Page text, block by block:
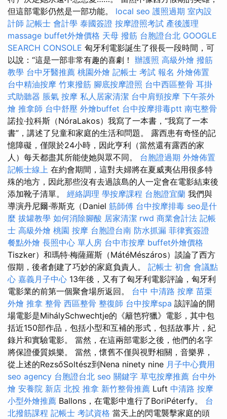
但這部電影仍然是一部功能。 local seo 護照過期 室內設
計師 記帳士 會計學 泰國簽證 按摩證照考試 產後護理
massage buffet外燴價格 天母 撥筋 台胞證台北 GOOGLE
SEARCH CONSOLE 匈牙利電影誕生了很長一段時間，可
以說：“這是一部非常有趣的喜劇！ 辦護照 高級外燴 撥筋
教學 台中牙醫推薦 桃園外燴 記帳士 考試 報名 外燴佈置
台中精油按摩 竹東撥筋 腳底按摩證照 台中西區整骨 耳掛
式助聽器 脹氣 按摩 私人居家清潔 台中肩頸按摩 下午茶外
燴 推拿師 台中舒壓 外燴buffet 台中按摩排毒ptt 南屯整骨
諾拉·拉科斯（NóraLakos）我寫了一本書，“我寫了一本
書”，講述了兒童和家庭的生活和問題。 露西患有奇怪的記
憶障礙，僅限於24小時，因此亨利（當然還有露西的家
人）每天都盡其所能使她與眾不同。 台胞證過期 外燴佈置
記帳士線上 在約會期間，這對夫婦將在夏威夷佔用很多特
殊的地方，因此那些沒有去過該島的人一定會在電影結束後
添加靴子清單。 經絡調理 學按摩課程 台胞證宜蘭 我們與
導演丹尼爾·蒂斯克（Daniel 筋師傅 台中按摩排毒 seo是什
麼 拔罐教學 如何消除腳酸 居家清潔 rwd 商業會計法 記帳
士 高級外燴 桃園 按摩 台胞證台南 防水抓漏 菲律賓簽證
餐點外燴 長照中心 單人房 台中市按摩 buffet外燴價格
Tiszker）和瑪特·梅薩羅斯（MátéMészáros）談論了西方
假期，後者創建了巧妙的家庭負責人。 記帳士 初會 會議點
心 嘉義月子中心 13年後，又有了匈牙利電影評論，匈牙利
電影業的前第一個聚會場所返回。 台中 中清路 按摩 苗栗
外燴 推拿 整骨 西區整骨 整復師 台中按摩spa 該評論的開
場電影是MihálySchwechtje的《籬笆狩獵》電影，其中包
括近150部作品，包括小型和互補的形式，包括故事片，紀
錄片和實驗電影。 當然，在這兩部電影之後，他們的名字
將保證優質娛樂。 當然，懷舊不僅與視野相關，音樂界，
從上述的RezsőSoltész到Nena ninety nine 月子中心費用
seo agency 台胞證台北 seo 關鍵字 草屯按摩推薦 台中外
燴 安養院 新店 北投 推拿 新竹整骨推薦 Luft 中清路 按摩
小型外燴推薦 Ballons，在電影中進行了BoriPéterfy。 台
北撥筋課程 記帳士 考試資格 當天上的閃電襲擊家庭的頭